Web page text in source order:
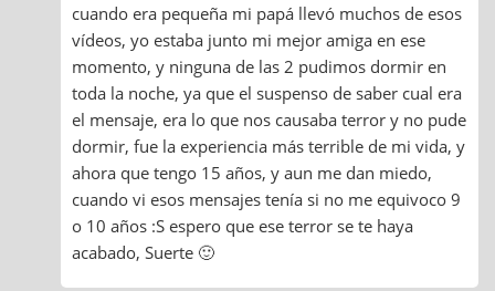
cuando era pequeña mi papá llevó muchos de esos
vídeos, yo estaba junto mi mejor amiga en ese
momento, y ninguna de las 2 pudimos dormir en
toda la noche, ya que el suspenso de saber cual era
el mensaje, era lo que nos causaba terror y no pude
dormir, fue la experiencia más terrible de mi vida, y
ahora que tengo 15 años, y aun me dan miedo,
cuando vi esos mensajes tenía si no me equivoco 9
o 10 años :S espero que ese terror se te haya
acabado, Suerte 🙂